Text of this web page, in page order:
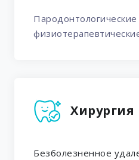
Пародонтологические
Хирургия
Безболезненное